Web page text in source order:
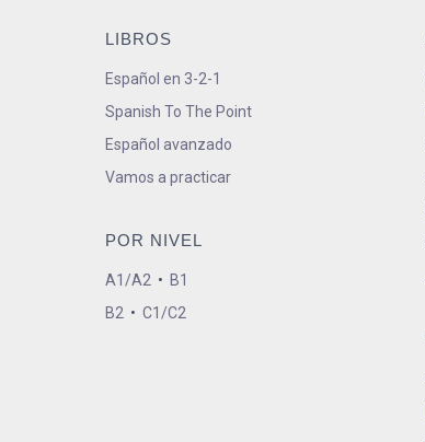
LIBROS
Español en 3-2-1
Spanish To The Point
Español avanzado
Vamos a practicar
POR NIVEL
A1/A2 • B1
B2 • C1/C2